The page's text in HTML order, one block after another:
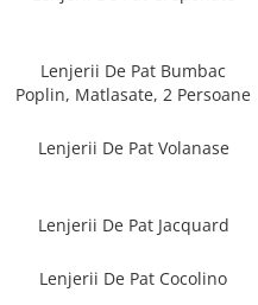
Lenjerii De Pat Creponate
Lenjerii De Pat Bumbac Poplin
Lenjerii De Pat Bumbac
Lenjerii De Pat Volanase
Lenjerii De Pat Bumbac
Poplin, Matlasate, 2 Persoane
Lenjerii De Pat Volanase
Lenjerii De Pat Jacquard
Lenjerii De Pat Cocolino